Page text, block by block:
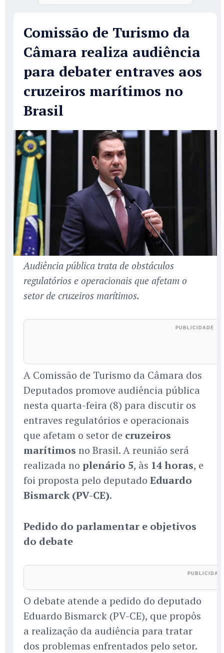
Comissão de Turismo da
Câmara realiza audiência
para debater entraves aos
cruzeiros marítimos no
Brasil
Audiência pública trata de obstáculos
regulatórios e operacionais que afetam o
setor de cruzeiros marítimos.
A Comissão de Turismo da Câmara dos
Deputados promove audiência pública
nesta quarta-feira (8) para discutir os
entraves regulatórios e operacionais
que afetam o setor de cruzeiros
marítimos no Brasil. A reunião será
realizada no plenário 5, às 14 horas, e
foi proposta pelo deputado Eduardo
Bismarck (PV-CE).
Pedido do parlamentar e objetivos
do debate
O debate atende a pedido do deputado
Eduardo Bismarck (PV-CE), que propôs
a realização da audiência para tratar
dos problemas enfrentados pelo setor.